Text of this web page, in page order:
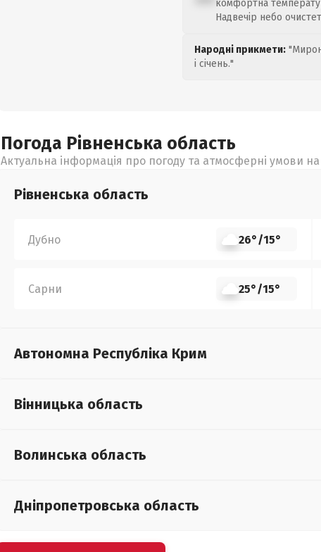
комфортна
Надвечір небо
Народні прикмети:
і січень."
Погода Рівненська область
Актуальна інформація про погоду та атмосферні умови на
Рівненська область
Дубно 26°/15°
Сарни 25°/15°
Автономна Республіка Крим
Вінницька область
Волинська область
Дніпропетровська область